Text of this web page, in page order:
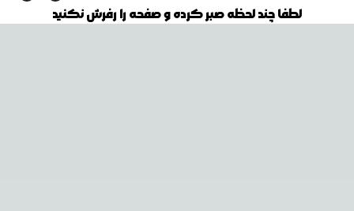
لطفا چند لحظه صبر کرده و صفحه را رفرش نکنید